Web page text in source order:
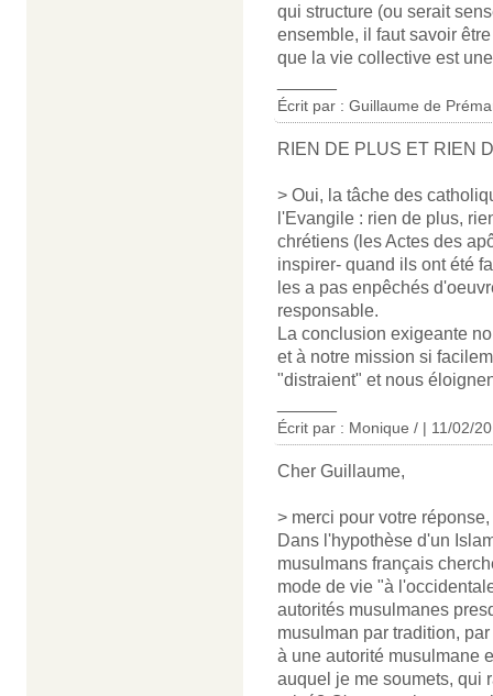
qui structure (ou serait
ensemble, il faut savoir
que la vie collective est
Écrit par : Guillaume de
RIEN DE PLUS ET RIEN
> Oui, la tâche des
l'Evangile : rien de plus,
chrétiens (les Actes des
inspirer- quand ils ont été
les a pas enpêchés
responsable.
La conclusion exigeante
et à notre mission si
"distraient" et nous
Écrit par : Monique / | 11/02/
Cher Guillaume,
> merci pour votre
Dans l'hypothèse d'un
musulmans français
mode de vie "à
autorités musulmanes
musulman par tradition,
à une autorité musulmane
auquel je me soumets, qui